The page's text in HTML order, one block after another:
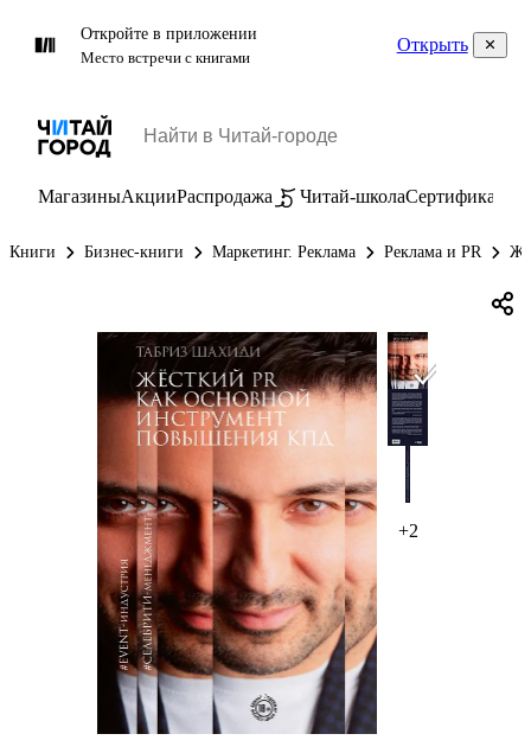
Откройте в приложении
Место встречи с книгами
Открыть
МагазиныАкцииРаспродажа Читай-школаСертификаты
Книги Бизнес-книги Маркетинг. Реклама Реклама и PR
+2